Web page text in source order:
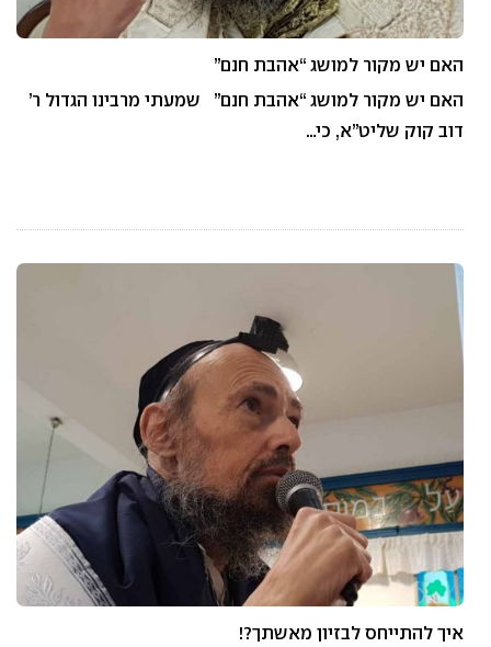
האם יש מקור למושג “אהבת חנם”
האם יש מקור למושג “אהבת חנם” שמעתי מרבינו הגדול ר’
דוב קוק שליט”א, כי…
איך להתייחס לבזיון מאשתך?!